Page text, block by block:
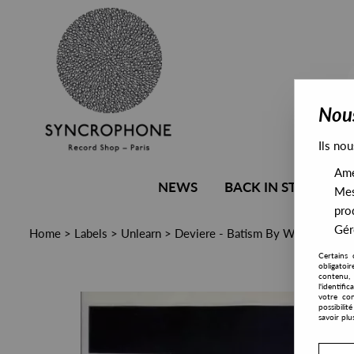
NEWS BACK IN STOCK
Home > Labels > Unlearn > Deviere - Batism By Water Fire &
Ils
Certains
contenu,
votre
savoir